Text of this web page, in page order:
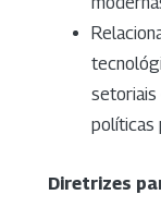
setoriais
políticas
Diretrizes